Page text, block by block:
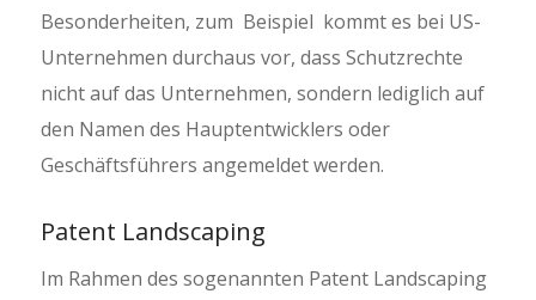
Besonderheiten, zum Beispiel kommt es bei US-
Unternehmen durchaus vor, dass Schutzrechte
nicht auf das Unternehmen, sondern lediglich auf
den Namen des Hauptentwicklers oder
Geschäftsführers angemeldet werden.
Patent Landscaping
Im Rahmen des sogenannten Patent Landscaping